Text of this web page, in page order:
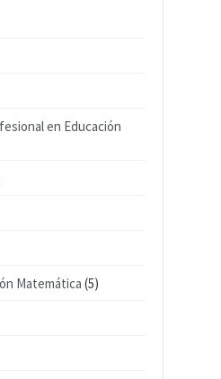
en Educación
Matemática (5)